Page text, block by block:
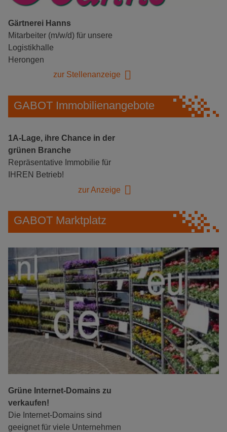
Gärtnerei Hanns
Mitarbeiter (m/w/d) für unsere
Logistikhalle
Herongen
zur Stellenanzeige
GABOT Immobilienangebote
1A-Lage, ihre Chance in der
grünen Branche
Repräsentative Immobilie für
IHREN Betrieb!
zur Anzeige
GABOT Marktplatz
Grüne Internet-Domains zu
verkaufen!
Die Internet-Domains sind
geeignet für viele Unternehmen